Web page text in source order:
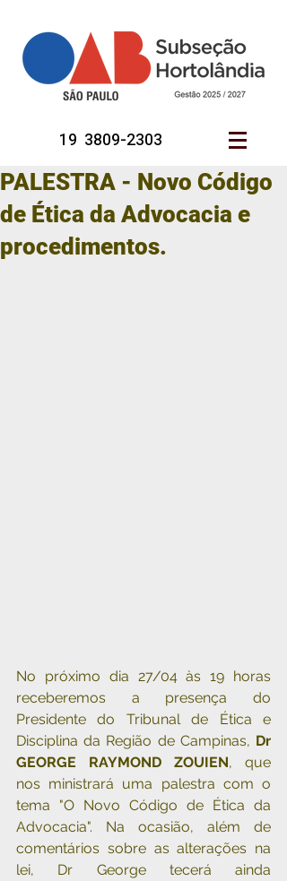
19 3809-2303
PALESTRA - Novo Código
de Ética da Advocacia e
procedimentos.
No próximo dia 27/04 às 19 horas
receberemos a presença do
Presidente do Tribunal de Ética e
Disciplina da Região de Campinas, Dr
GEORGE RAYMOND ZOUIEN, que
nos ministrará uma palestra com o
tema "O Novo Código de Ética da
Advocacia". Na ocasião, além de
comentários sobre as alterações na
lei, Dr George tecerá ainda